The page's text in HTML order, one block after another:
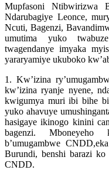
Mupfasoni Ntibwirizwa
Ndarubagiye Leonce,
Ncuti, Bagenzi,
umutima yuko
twagendanye imyaka
yararyamiye ukuboko
1. Kw’izina
kw’izina ryanje nyene,
kwigumya muri ibi bihe
yuko ahavuye
hasigaye ikinogo kinini
bagenzi. Mboneyeho
b’umugambwe
Burundi, benshi barazi ko
CNDD.